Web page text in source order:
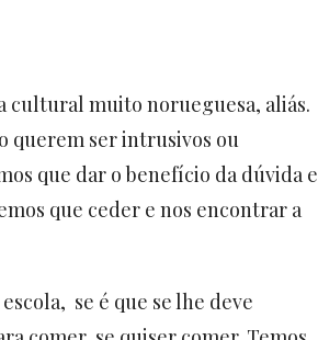
cultural muito norueguesa, aliás.
querem ser intrusivos ou
que dar o benefício da dúvida e
que ceder e nos encontrar a
se é que se lhe deve